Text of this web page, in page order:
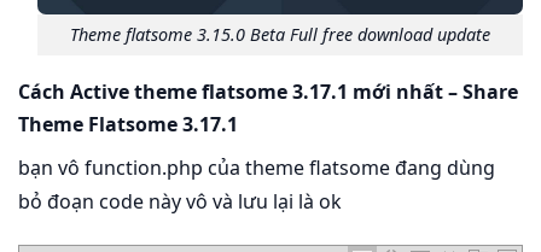
Theme flatsome 3.15.0 Beta Full free download update
Cách Active theme flatsome 3.17.1 mới nhất –Share
Theme Flatsome 3.17.1
bạn vô function.php của theme flatsome đang dùng
bỏ đoạn code này vô và lưu lại là ok